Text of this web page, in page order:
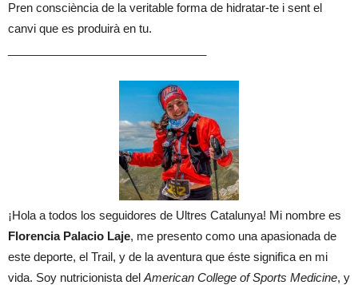
Pren consciència de la veritable forma de hidratar-te i sent el
canvi que es produirà en tu.
¡Hola a todos los seguidores de Ultres Catalunya! Mi nombre es
Florencia Palacio Laje, me presento como una apasionada de
este deporte, el Trail, y de la aventura que éste significa en mi
vida. Soy nutricionista del American College of Sports Medicine, y